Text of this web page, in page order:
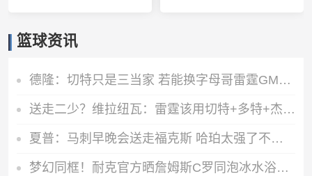
篮球资讯
德隆：切特只是三当家 若能换字母哥雷霆GM肯定会送走他
送走二少？维拉纽瓦：雷霆该用切特+多特+杰伦威去换字母哥
夏普：马刺早晚会送走福克斯 哈珀太强了不能总让他打替补
梦幻同框！耐克官方晒詹姆斯C罗同泡冰水浴广告：定义伟大